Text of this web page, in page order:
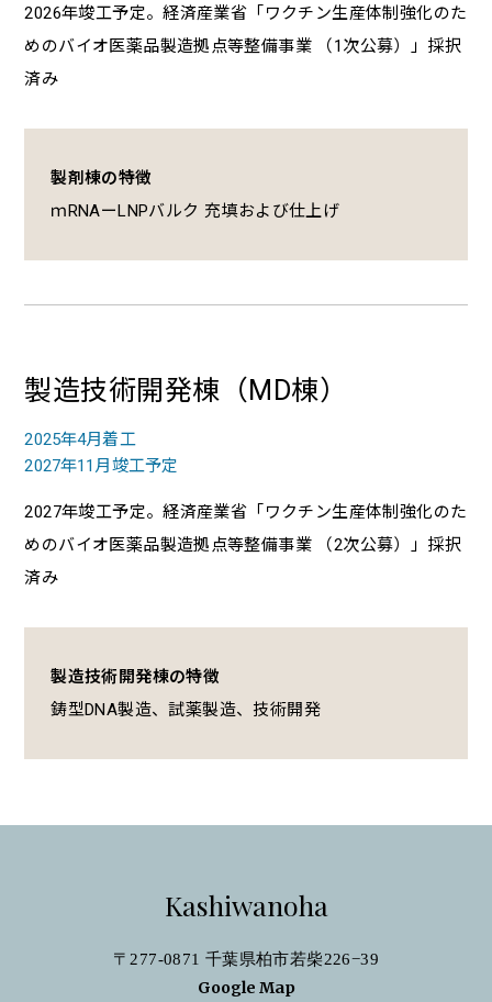
2026年竣工予定。経済産業省「ワクチン生産体制強化のた
めのバイオ医薬品製造拠点等整備事業 （1次公募）」採択
済み
製剤棟の特徴
ｍRNAーLNPバルク 充填および仕上げ
製造技術開発棟（MD棟）
2025年4月着工
2027年11月竣工予定
2027年竣工予定。経済産業省「ワクチン生産体制強化のた
めのバイオ医薬品製造拠点等整備事業 （2次公募）」採択
済み
製造技術開発棟の特徴
鋳型DNA製造、試薬製造、技術開発
Kashiwanoha
〒277-0871 千葉県柏市若柴226−39
Google Map